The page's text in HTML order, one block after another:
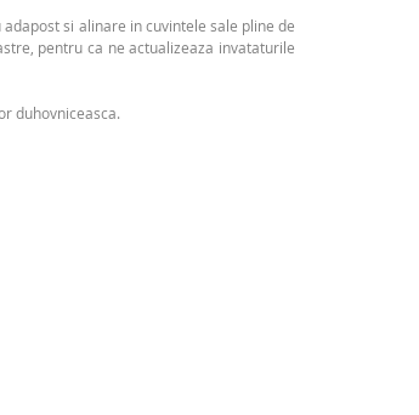
si alinare in cuvintele sale pline de
pentru ca ne actualizeaza invataturile
duhovniceasca.